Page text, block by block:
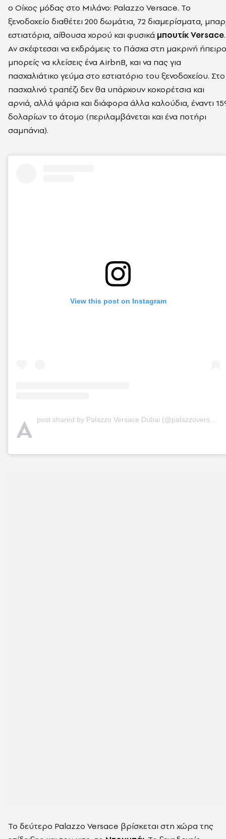
ο Οίκος μόδας στο Μιλάνο: Palazzo Versace. Το
ξενοδοχείο διαθέτει 200 δωμάτια, 72 διαμερίσματα,
εστιατόρια, αίθουσα χορού και φυσικά μπουτίκ Versace.
Αν σκέφτεσαι να εκδράμεις το Πάσχα στη μακρινή
μπορείς να κλείσεις ένα AirbnB, και να πας για
πασχαλιάτικο γεύμα στο εστιατόριο του ξενοδοχείου. Στο
πασχαλινό τραπέζι δεν θα υπάρχουν κοκορέτσια και
αρνιά, αλλά ψάρια και διάφορα άλλα καλούδια, έναντι
δολαρίων το άτομο (περιλαμβάνεται και ένα ποτήρι
σαμπάνια).
View this post on Instagram
A post shared by Palazzo Versace Dubai (@palazzoversacedubai)
Το δεύτερο Palazzo Versace βρίσκεται στη χώρα της